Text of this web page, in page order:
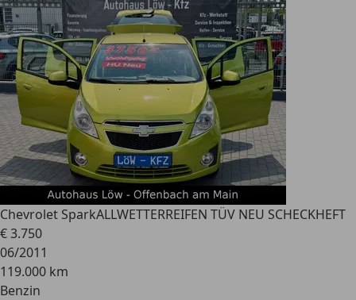
Chevrolet SparkALLWETTERREIFEN TÜV NEU SCHECKHEFT
€ 3.750
06/2011
119.000 km
Benzin